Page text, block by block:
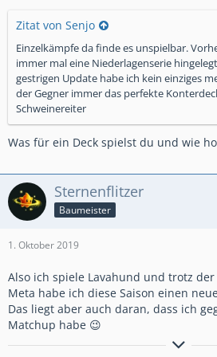
Zitat von Senjo
Einzelkämpfe da finde es unspielbar.
immer mal eine Niederlagenserie
gestrigen Update habe ich kein einziges
der Gegner immer das perfekte
Schweinereiter
Was für ein Deck spielst du und wie
Sternenflitzer
Baumeister
1. Oktober 2019
Also ich spiele Lavahund und trotz
Meta habe ich diese Saison einen
Das liegt aber auch daran, dass ich
Matchup habe 😉
Sterni, AnführerThe dark path